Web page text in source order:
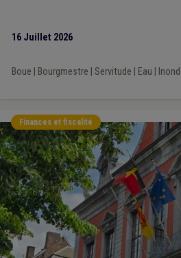
16 Juillet 2026
Boue Bourgmestre Servitude Eau
Finances et fiscalité